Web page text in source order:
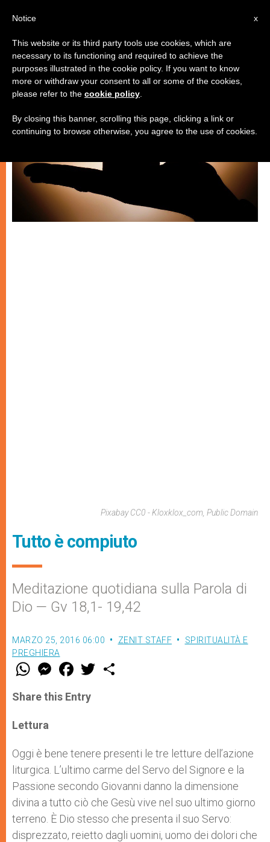
SPIRITUALITÀ E PREGHIERA
Pixabay CC0 - Kloxklox_com, Public Domain
Tutto è compiuto
Meditazione quotidiana sulla Parola di
Dio — Gv 18,1- 19,42
MARZO 25, 2016 06:00 ZENIT STAFF
SPIRITUALITÀ E
PREGHIERA
W
t
s
p
p
M
e
s
e
F
a
e
b
w
Share this Entry
Lettura
Oggi è bene tenere presenti le tre letture dell’azione
liturgica. L’ultimo carme del Servo del Signore e la
Passione secondo Giovanni danno la dimensione
divina a tutto ciò che Gesù vive nel suo ultimo giorno
terreno. È Dio stesso che presenta il suo Servo:
disprezzato, reietto dagli uomini, uomo dei dolori che
x
Notice
This website or its third party tools use cookies, which are
necessary to its functioning and required to achieve the
purposes illustrated in the cookie policy. If you want to know
more or withdraw your consent to all or some of the cookies,
please refer to the cookie policy
By closing this banner, scrolling this page, clicking a link or
continuing to browse otherwise, you agree to the use of cookies.